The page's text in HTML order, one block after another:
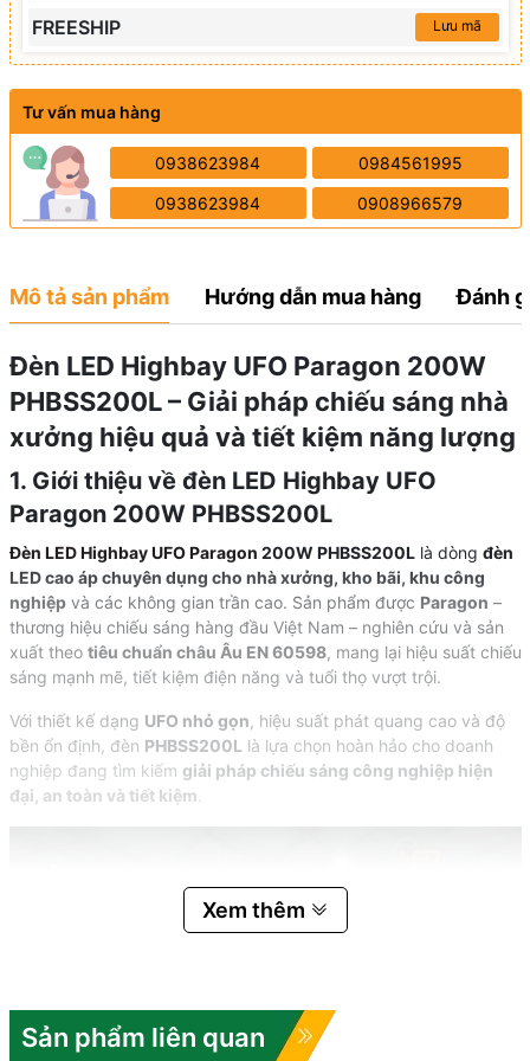
FREESHIP Lưu mã
Tư vấn mua hàng
0938623984 0984561995
0938623984 0908966579
Mô tả sản phẩm Hướng dẫn mua hàng Đánh
Đèn LED Highbay UFO Paragon 200W
PHBSS200L – Giải pháp chiếu sáng nhà
xưởng hiệu quả và tiết kiệm năng lượng
1. Giới thiệu về đèn LED Highbay UFO
Paragon 200W PHBSS200L
Đèn LED Highbay UFO Paragon 200W PHBSS200Llà dòng đèn
LED cao áp chuyên dụng cho nhà xưởng, kho bãi, khu công
nghiệpvà các không gian trần cao. Sản phẩm được Paragon –
thương hiệu chiếu sáng hàng đầu Việt Nam – nghiên cứu và sản
xuất theo tiêu chuẩn châu Âu EN 60598, mang lại hiệu suất chiếu
sáng mạnh mẽ, tiết kiệm điện năng và tuổi thọ vượt trội.
Với thiết kế dạng UFO nhỏ gọn , hiệu suất phát quang cao và độ
bền ổn định, đèn PHBSS200L là lựa chọn hoàn hảo cho doanh
nghiệp đang tìm kiếm giải pháp chiếu sáng công nghiệp hiện
đại, an toàn và tiết kiệm
Xem thêm
Sản phẩm liên quan